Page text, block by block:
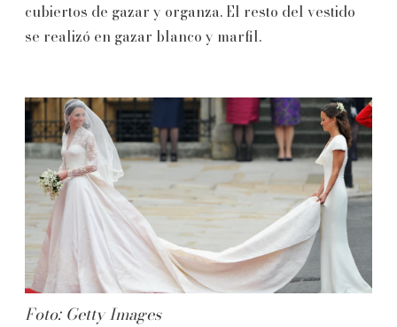
cubiertos de gazar y organza. El resto del vestido
se realizó en gazar blanco y marfil.
Foto: Getty Images